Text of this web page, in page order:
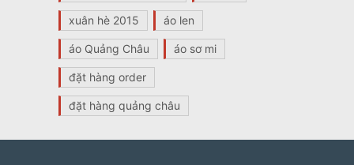
xuân hè 2015 áo len
áo Quảng Châu áo sơ mi
đặt hàng order
đặt hàng quảng châu